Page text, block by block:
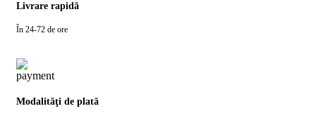
Livrare rapidă
În 24-72 de ore
Modalităţi de plată